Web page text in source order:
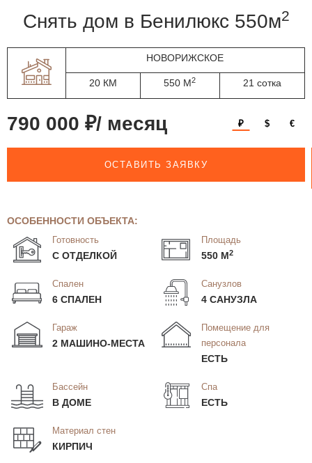
Снять дом в Бенилюкс 550м2
НОВОРИЖСКОЕ
20 КМ 550 М2 21 сотка
790 000 ₽/ месяц ₽ $ €
ОСТАВИТЬ ЗАЯВКУ
ОСОБЕННОСТИ ОБЪЕКТА:
Готовность
С ОТДЕЛКОЙ
Площадь
550 М2
Спален
6 СПАЛЕН
Санузлов
4 САНУЗЛА
Гараж
2 МАШИНО-МЕСТА
Помещение для
персонала
ЕСТЬ
Бассейн
В ДОМЕ
Спа
ЕСТЬ
Материал стен
КИРПИЧ